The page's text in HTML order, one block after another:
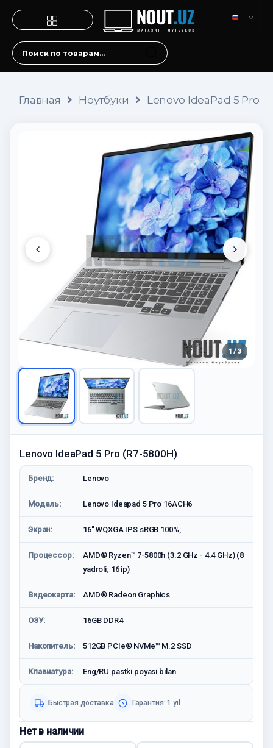
Главная Ноутбуки Lenovo IdeaPad 5 Pro
1 / 3
Lenovo IdeaPad 5 Pro (R7-5800H)
Бренд: Lenovo
Модель: Lenovo Ideapad 5 Pro 16ACH6
Экран: 16'' WQXGA IPS sRGB 100%,
Процессор:
AMD® Ryzen™ 7-5800h (3.2 GHz - 4.4 GHz) (8
yadroli; 16 ip)
Видеокарта: AMD® Radeon Graphics
ОЗУ: 16GB DDR4
Накопитель: 512GB PCIe® NVMe™ M.2 SSD
Клавиатура: Eng/RU pastki poyasi bilan
Быстрая доставка Гарантия: 1 yil
Нет в наличии